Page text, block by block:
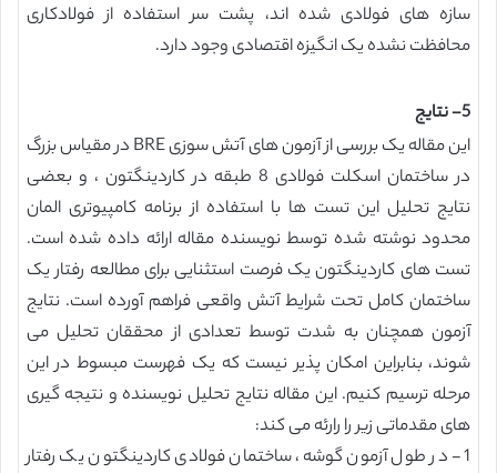
سازه های فولادی شده اند، پشت سر استفاده از فولادکاری
محافظت نشده یک انگیزه اقتصادی وجود دارد.
5- نتایج
این مقاله یک بررسی از آزمون های آتش سوزی BRE در مقیاس بزرگ
در ساختمان اسکلت فولادی 8 طبقه در کاردینگتون ، و بعضی
نتایج تحلیل این تست ها با استفاده از برنامه کامپیوتری المان
محدود نوشته شده توسط نویسنده مقاله ارائه داده شده است.
تست های کاردینگتون یک فرصت استثنایی برای مطالعه رفتار یک
ساختمان کامل تحت شرایط آتش واقعی فراهم آورده است. نتایج
آزمون همچنان به شدت توسط تعدادی از محققان تحلیل می
شوند، بنابراین امکان پذیر نیست که یک فهرست مبسوط در این
مرحله ترسیم کنیم. این مقاله نتایج تحلیل نویسنده و نتیجه گیری
های مقدماتی زیر را رارئه می کند:
1- در طول آزمون گوشه، ساختمان فولادی کاردینگتون یک رفتار